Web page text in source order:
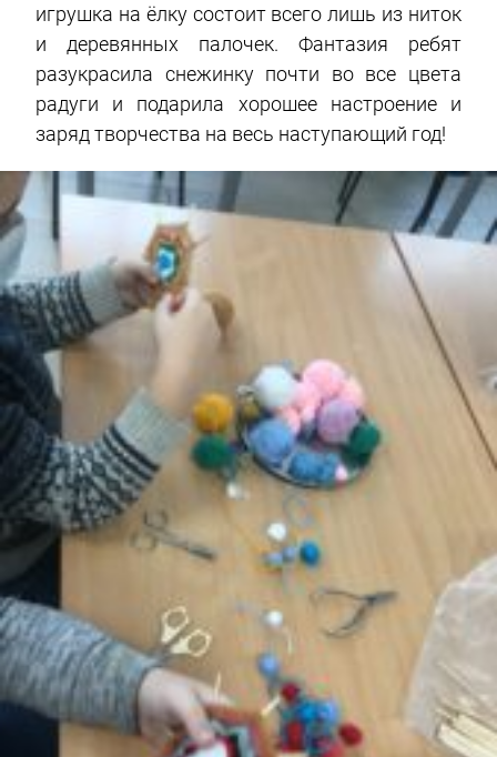
игрушка на ёлку состоит всего лишь из ниток
и деревянных палочек. Фантазия ребят
разукрасила снежинку почти во все цвета
радуги и подарила хорошее настроение и
заряд творчества на весь наступающий год!